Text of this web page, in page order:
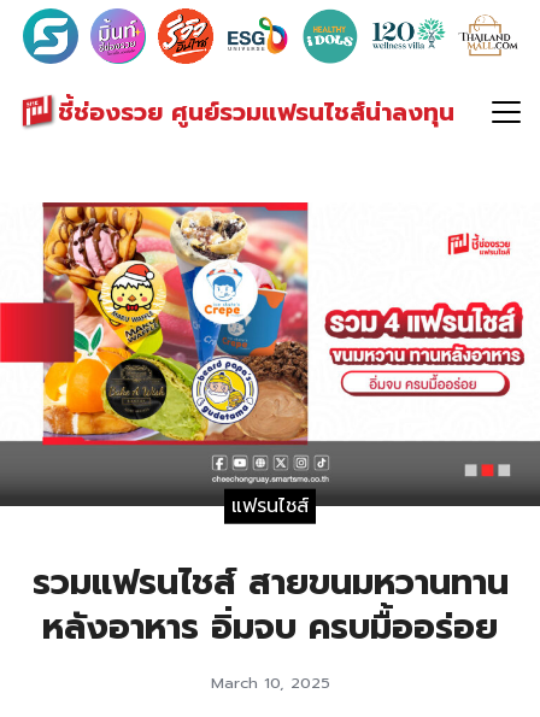
ชี้ช่องรวย ศูนย์รวมแฟรนไชส์น่าลงทุน
Search
for:
แฟรนไชส์
รวมแฟรนไชส์ สายขนมหวานทาน
หลังอาหาร อิ่มจบ ครบมื้ออร่อย
March 10, 2025